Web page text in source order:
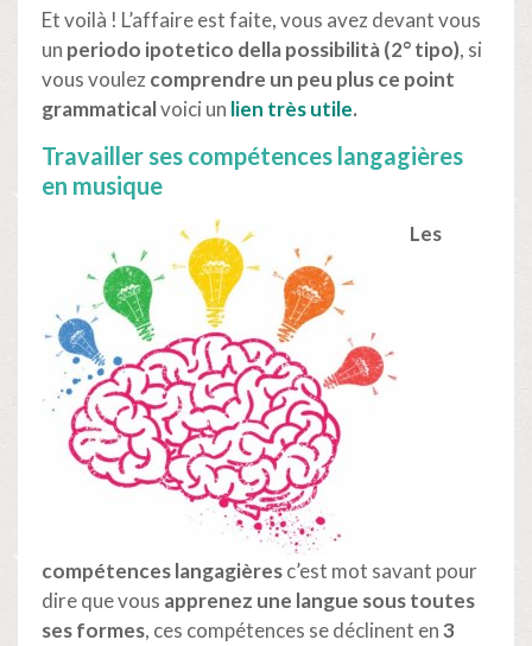
Et voilà ! L’affaire est faite, vous avez devant vous
un periodo ipotetico della possibilità (2° tipo), si
vous voulezcomprendre un peu plus ce point
grammaticalvoici un lien très utile.
Travailler ses compétences langagières
en musique
Les
compétences langagièresc’est mot savant pour
dire que vous apprenez une langue sous toutes
ses formes, ces compétences se déclinent en3